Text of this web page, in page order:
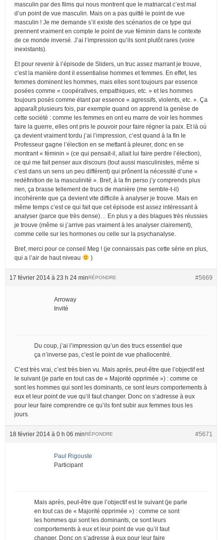
masculin par des films qui nous montrent que le matriarcat c’est mal
d’un point de vue masculin. Mais on a pas quitté le point de vue
masculin ! Je me demande s’il existe des scénarios de ce type qui
prennent vraiment en compte le point de vue féminin dans le contexte
de ce monde inversé. J’ai l’impression qu’ils sont plutôt rares (voire
inexistants).
Et pour revenir à l’épisode de Sliders, un truc assez marrant je trouve,
c’est la manière dont il essentialise hommes et femmes. En effet, les
femmes dominent les hommes, mais elles sont toujours par essence
posées comme « coopératives, empathiques, etc. » et les hommes
toujours posés comme étant par essence « agressifs, violents, etc. ». Ça
apparaît plusieurs fois, par exemple quand on apprend la genèse de
cette société : comme les femmes en ont eu marre de voir les hommes
faire la guerre, elles ont pris le pouvoir pour faire régner la paix. Et là où
ça devient vraiment tordu j’ai l’impression, c’est quand à la fin le
Professeur gagne l’élection en se mettant à pleurer, donc en se
montrant « féminin » (ce qui pensait-il, allait lui faire perdre l’élection),
ce qui me fait penser aux discours (tout aussi masculinistes, même si
c’est dans un sens un peu différent) qui prônent la nécessité d’une «
redéfinition de la masculinité ». Bref, à la fin perso j’y comprends plus
rien, ça brasse tellement de trucs de manière (me semble-t-il)
incohérente que ça devient vite difficile à analyser je trouve. Mais en
même temps c’est ce qui fait que cet épisode est assez intéressant à
analyser (parce que très dense)… En plus y a des blagues très réussies
je trouve (même si j’arrive pas vraiment à les analyser clairement),
comme celle sur les hormones ou celle sur la psychanalyse.
Bref, merci pour ce conseil Meg ! (je connaissais pas cette série en plus,
qui a l’air de haut niveau
)
17 février 2014 à 23 h 24 min #5669
RÉPONDRE
Arroway
Invité
Du coup, j’ai l’impression qu’un des trucs essentiel que
ça n’inverse pas, c’est le point de vue phallocentré.
C’est très vrai, c’est très bien vu. Mais après, peut-être que l’objectif est
le suivant (je parle en tout cas de « Majorité opprimée ») : comme ce
sont les hommes qui sont les dominants, ce sont leurs comportements à
eux et leur point de vue qu’il faut changer. Donc on s’adresse à eux
pour leur faire comprendre ce qu’ils font subir aux femmes tous les
jours.
18 février 2014 à 0 h 06 min #5671
RÉPONDRE
Paul Rigouste
Participant
Mais après, peut-être que l’objectif est le suivant (je parle
en tout cas de « Majorité opprimée ») : comme ce sont
les hommes qui sont les dominants, ce sont leurs
comportements à eux et leur point de vue qu’il faut
changer. Donc on s’adresse à eux pour leur faire